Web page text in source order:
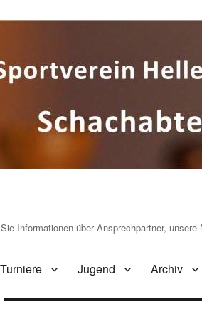
Informationen über Ansprechpartner,
Turniere Jugend Archiv